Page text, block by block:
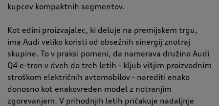
kupcev kompaktnih segmentov.
Kot edini proizvajalec, ki deluje na premijskem trgu,
ima Audi veliko koristi od obsežnih sinergij znotraj
skupine. To v praksi pomeni, da namerava družino Audi
Q4 e-tron v dveh do treh letih - kljub višjim proizvodnim
stroškom električnih avtomobilov - narediti enako
donosno kot enakovreden model z notranjim
zgorevanjem. V prihodnjih letih pričakuje nadaljnje